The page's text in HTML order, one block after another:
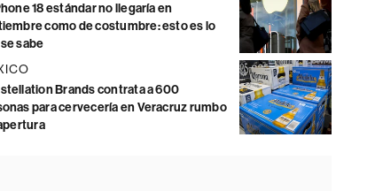
18 estándar no llegaría en
como de costumbre: esto es lo
sabe
Brands contrata a 600
para cervecería en Veracruz rumbo